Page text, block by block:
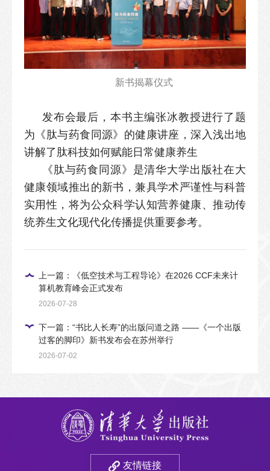
新书揭幕仪式
发布会最后，本书主编张冰教授进行了题
为《肽与药食同源》的健康讲座，深入浅出地
讲解了肽科技如何赋能日常健康养生
《肽与药食同源》是清华大学出版社在大
健康领域推出的新书，兼具学术严谨性与科普
实用性，将为公众科学认知营养健康、推动传
统养生文化现代化传播提供重要参考。
上一篇：《低空技术与工程导论》在2026 CCF未来计
算机教育峰会正式发布
2026-07-28
下一篇：“书比人长寿”的出版问道之路 ——《一个出版
过客的脚印》新书发布会在苏州举行
2026-07-02
友情链接